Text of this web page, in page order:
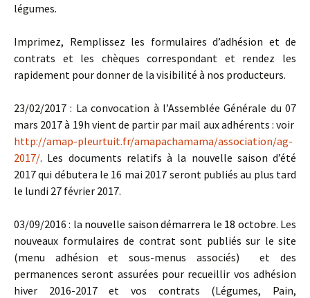
légumes.
Imprimez, Remplissez les formulaires d’adhésion et de
contrats et les chèques correspondant et rendez les
rapidement pour donner de la visibilité à nos producteurs.
23/02/2017 : La convocation à l’Assemblée Générale du 07
mars 2017 à 19h vient de partir par mail aux adhérents : voir
http://amap-pleurtuit.fr/amapachamama/association/ag-
2017/. Les documents relatifs à la nouvelle saison d’été
2017 qui débutera le 16 mai 2017 seront publiés au plus tard
le lundi 27 février 2017.
03/09/2016 : la nouvelle saison démarrera le 18 octobre. Les
nouveaux formulaires de contrat sont publiés sur le site
(menu adhésion et sous-menus associés) et des
permanences seront assurées pour recueillir vos adhésion
hiver 2016-2017 et vos contrats (Légumes, Pain,